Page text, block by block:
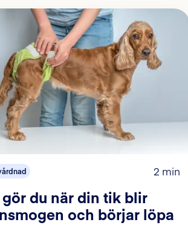
2 min
gör du när din tik blir
och börjar löpa